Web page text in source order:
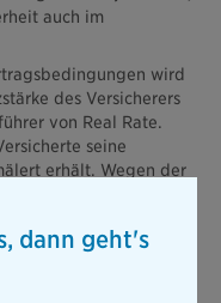
auch im
wird
des Versicherers
von Real Rate.
seine
erhält. Wegen der
müssen
ihrer
Weise
dann geht's